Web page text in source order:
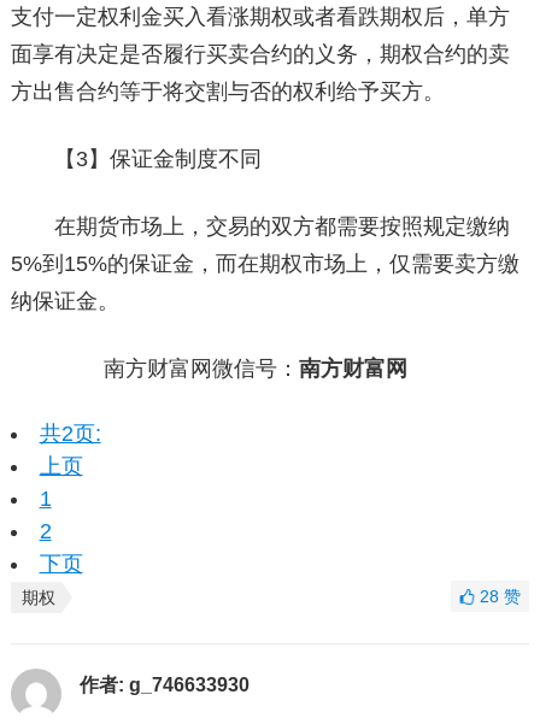
支付一定权利金买入看涨期权或者看跌期权后，单方
面享有决定是否履行买卖合约的义务，期权合约的卖
方出售合约等于将交割与否的权利给予买方。
【3】保证金制度不同
在期货市场上，交易的双方都需要按照规定缴纳
5%到15%的保证金，而在期权市场上，仅需要卖方缴
纳保证金。
南方财富网微信号： 南方财富网
共2页:
上页
1
2
下页
期权 28赞
作者: g_746633930